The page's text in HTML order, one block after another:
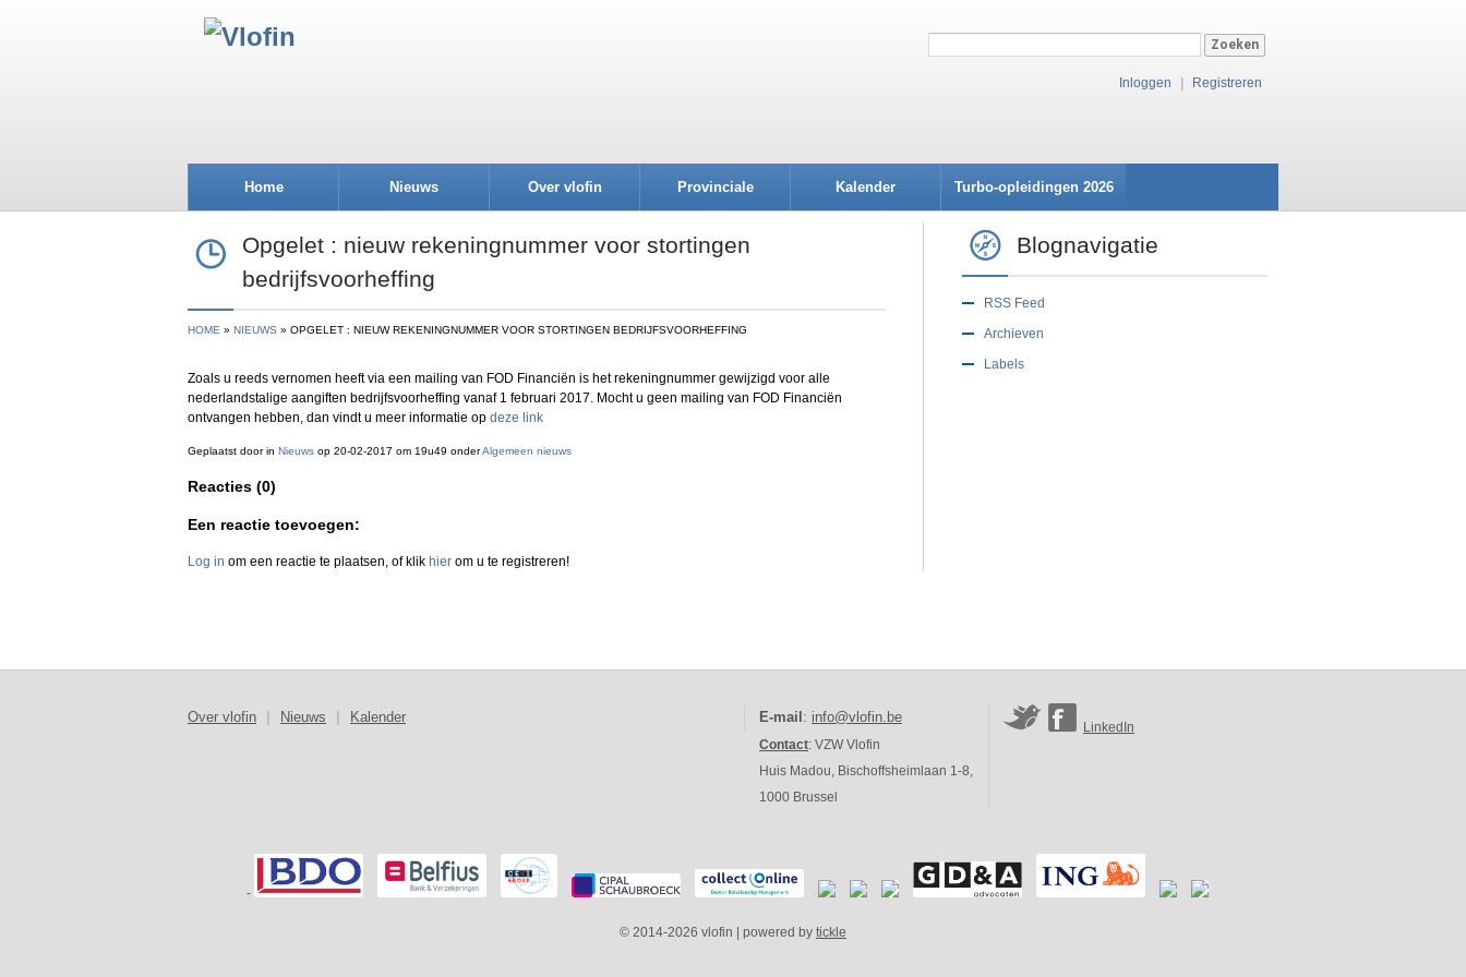
Inloggen Registreren
Home Nieuws Over vlofin Provinciale
afdelingen
Kalender Turbo-opleidingen 2026
Opgelet : nieuw rekeningnummer voor stortingen
bedrijfsvoorheffing
HOME NIEUWS OPGELET : NIEUW REKENINGNUMMER VOOR STORTINGEN BEDRIJFSVOORHEFFING
Zoals u reeds vernomen heeft via een mailing van FOD Financiën is het rekeningnummer gewijzigd voor alle
nederlandstalige aangiften bedrijfsvoorheffing vanaf 1 februari 2017. Mocht u geen mailing van FOD Financiën
ontvangen hebben, dan vindt u meer informatie op deze link
Geplaatst doorin Nieuws op 20-02-2017 om 19u49 onderAlgemeen nieuws
Reacties (0)
Een reactie toevoegen:
Log in om een reactie te plaatsen, of klik hier om u te registreren!
Blognavigatie
RSS Feed
Archieven
Labels
Over vlofin Nieuws Kalender E-mail : info@vlofin.be
Contact: VZW Vlofin
Huis Madou, Bischoffsheimlaan 1-8,
1000 Brussel
LinkedIn
-
© 2014-2026 vlofin | powered by tickle